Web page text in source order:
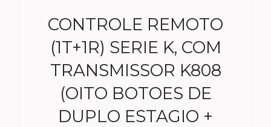
CONTROLE REMOTO
(1T+1R) SERIE K, COM
TRANSMISSOR K808
(OITO BOTOES DE
DUPLO ESTAGIO +